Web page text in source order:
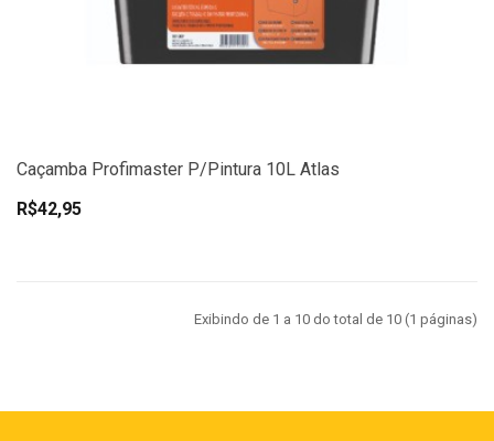
Caçamba Profimaster P/Pintura 10L Atlas
R$42,95
Exibindo de 1 a 10 do total de 10 (1 páginas)